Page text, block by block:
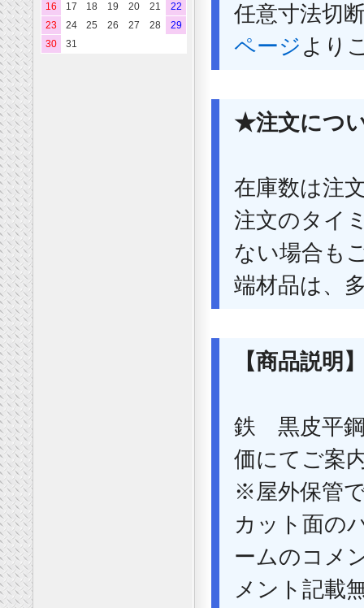
任意寸法切
ページより
★注文につ
在庫数は注
注文のタイ
ない場合も
端材品は、
【商品説明
鉄 黒皮平鋼
価にてご案
※屋外保管
カット面の
ームのコメ
メント記載
16
17 18 19 20 21
22
23
24 25 26 27 28
29
30
31